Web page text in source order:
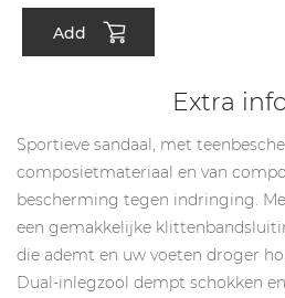
Add
Extra
Sportieve sandaal, met
composietmateriaal en van
bescherming tegen indringing.
een gemakkelijke
die ademt en uw voeten droger
Dual-inlegzool dempt schokken